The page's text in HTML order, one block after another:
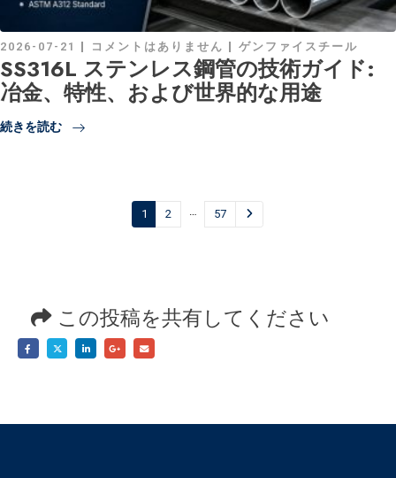
2026-07-21 コメントはありません ゲンファイスチール
SS316L ステンレス鋼管の技術ガイド:
冶金、特性、および世界的な用途
続きを読む
1 2 … 57
この投稿を共有してください